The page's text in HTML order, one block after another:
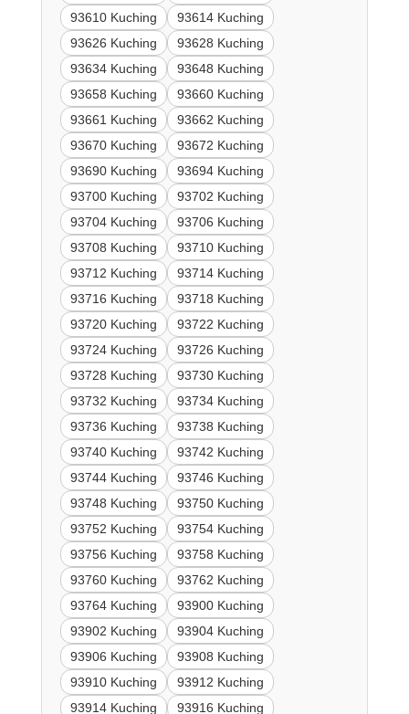
93610 Kuching
93614 Kuching
93626 Kuching
93628 Kuching
93634 Kuching
93648 Kuching
93658 Kuching
93660 Kuching
93661 Kuching
93662 Kuching
93670 Kuching
93672 Kuching
93690 Kuching
93694 Kuching
93700 Kuching
93702 Kuching
93704 Kuching
93706 Kuching
93708 Kuching
93710 Kuching
93712 Kuching
93714 Kuching
93716 Kuching
93718 Kuching
93720 Kuching
93722 Kuching
93724 Kuching
93726 Kuching
93728 Kuching
93730 Kuching
93732 Kuching
93734 Kuching
93736 Kuching
93738 Kuching
93740 Kuching
93742 Kuching
93744 Kuching
93746 Kuching
93748 Kuching
93750 Kuching
93752 Kuching
93754 Kuching
93756 Kuching
93758 Kuching
93760 Kuching
93762 Kuching
93764 Kuching
93900 Kuching
93902 Kuching
93904 Kuching
93906 Kuching
93908 Kuching
93910 Kuching
93912 Kuching
93914 Kuching
93916 Kuching